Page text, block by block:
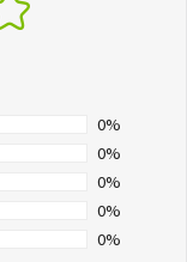
0%
0%
0%
0%
0%